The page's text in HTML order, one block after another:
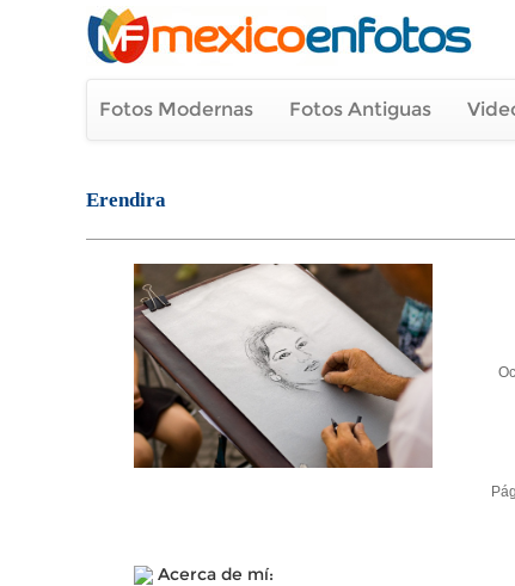
Fotos Modernas Fotos Antiguas
Erendira
Acerca de mí: